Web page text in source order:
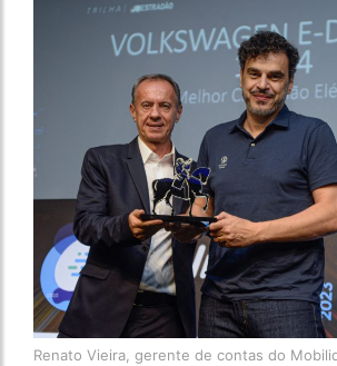
Renato Vieira, gerente de contas do